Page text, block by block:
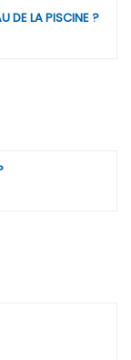
DE LA PISCINE ?